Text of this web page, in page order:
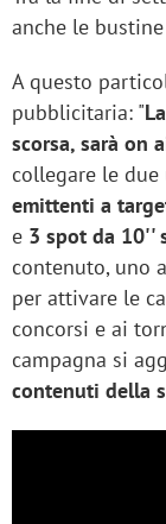
anche le
A questo
pubblicitaria: "
scorsa, sarà on
collegare le due
emittenti a
e 3 spot da 10''
contenuto, uno
per attivare le
concorsi e ai
campagna si
contenuti della